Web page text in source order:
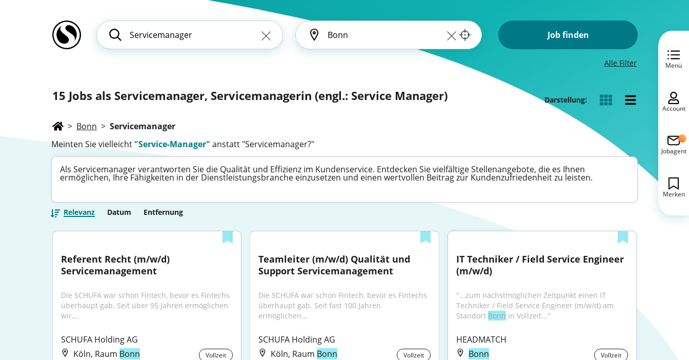
Job finden
Alle Filter
15 Jobs als Servicemanager, Servicemanagerin (engl.: Service Manager) Darstellung:
> Bonn > Servicemanager
Meinten Sie vielleicht "Service-Manager" anstatt "Servicemanager?"
Als Servicemanager verantworten Sie die Qualität und Effizienz im Kundenservice. Entdecken Sie vielfältige Stellenangebote, die es Ihnen
ermöglichen, Ihre Fähigkeiten in der Dienstleistungsbranche einzusetzen und einen wertvollen Beitrag zur Kundenzufriedenheit zu leisten.
Relevanz Datum Entfernung
Referent Recht (m/w/d)
Servicemanagement
Die SCHUFA war schon Fintech, bevor es Fintechs
überhaupt gab. Seit über 95 Jahren ermöglichen
wir,...
SCHUFA Holding AG
Köln, Raum Bonn Vollzeit
Teamleiter (m/w/d) Qualität und
Support Servicemanagement
Die SCHUFA war schon Fintech, bevor es Fintechs
überhaupt gab. Seit fast 100 Jahren
ermöglichen...
SCHUFA Holding AG
Köln, Raum Bonn Vollzeit
IT Techniker / Field Service Engineer
(m/w/d)
"...zum nächstmöglichen Zeitpunkt einen IT
Techniker / Field Service Engineer (m/w/d) am
Standort Bonn in Vollzeit..."
HEADMATCH
Bonn
Vollzeit
Menü
Account
Jobagent
Merken